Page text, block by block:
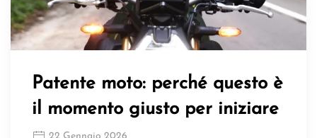
Patente moto: perché questo è
il momento giusto per iniziare